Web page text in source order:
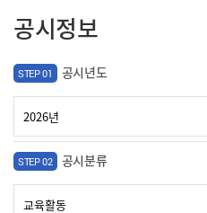
공시정보
STEP 01 공시년도
STEP 02 공시분류